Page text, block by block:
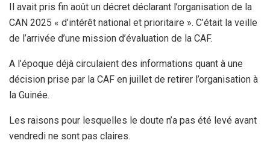
Il avait pris fin août un décret déclarant l’organisation de la
CAN 2025 « d’intérêt national et prioritaire ». C’était la veille
de l’arrivée d’une mission d’évaluation de la CAF.
A l’époque déjà circulaient des informations quant à une
décision prise par la CAF en juillet de retirer l’organisation à
la Guinée.
Les raisons pour lesquelles le doute n’a pas été levé avant
vendredi ne sont pas claires.